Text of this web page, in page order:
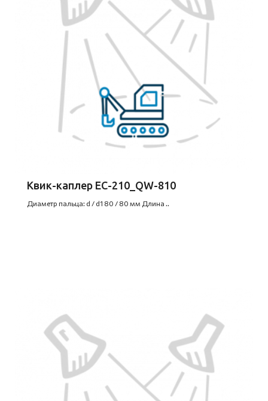
Квик-каплер EC-210_QW-810
Диаметр пальца: d / d1 80 / 80 мм Длина ..